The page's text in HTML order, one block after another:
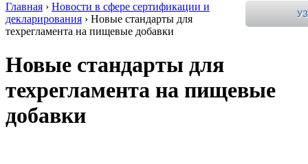
Главная › Новости в сфере сертификации и
декларирования › Новые стандарты для
техрегламента на пищевые добавки
Новые стандарты для
техрегламента на пищевые
добавки